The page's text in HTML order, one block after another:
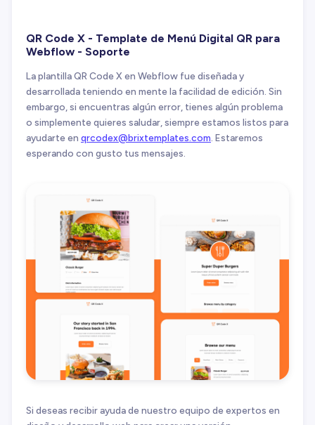
QR Code X - Template de Menú Digital QR para
Webflow - Soporte
La plantilla QR Code X en Webflow fue diseñada y
desarrollada teniendo en mente la facilidad de edición. Sin
embargo, si encuentras algún error, tienes algún problema
o simplemente quieres saludar, siempre estamos listos para
ayudarte en qrcodex@brixtemplates.com . Estaremos
esperando con gusto tus mensajes.
Si deseas recibir ayuda de nuestro equipo de expertos en